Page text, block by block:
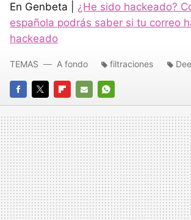
En Genbeta | ¿He sido hackeado?
española podrás saber si tu correo
hackeado
FACEBOOK
TWITTERFLIPBOARD
E-
MAIL
WHATSAPP
TEMAS A fondo filtraciones